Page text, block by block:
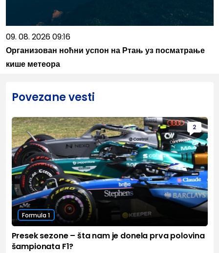
09. 08. 2026 09:16
Организован ноћни успон на Ртањ уз посматрање
кише метеора
Povezane vesti
2
Formula 1
Presek sezone – šta nam je donela prva polovina
šampionata F1?